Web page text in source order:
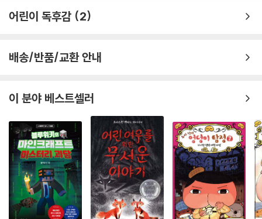
어린이 독후감 2
배송/반품/교환 안내
이 분야 베스트셀러